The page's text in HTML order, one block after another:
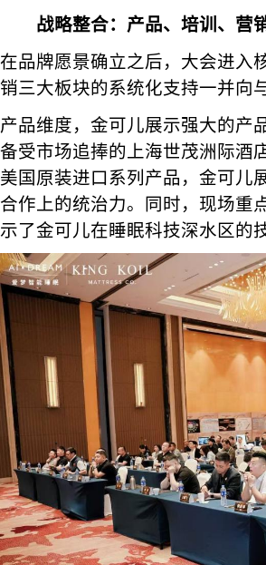
战略整合：产品、培训、营
在品牌愿景确立之后，大会进入
销三大板块的系统化支持一并向
产品维度，金可儿展示强大的产
备受市场追捧的上海世茂洲际酒
美国原装进口系列产品，金可儿
合作上的统治力。同时，现场重
示了金可儿在睡眠科技深水区的